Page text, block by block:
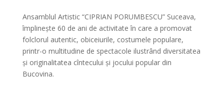
Ansamblul Artistic “CIPRIAN PORUMBESCU” Suceava,
împlinește 60 de ani de activitate în care a promovat
folclorul autentic, obiceiurile, costumele populare,
printr-o multitudine de spectacole ilustrând diversitatea
și originalitatea cîntecului și jocului popular din
Bucovina.